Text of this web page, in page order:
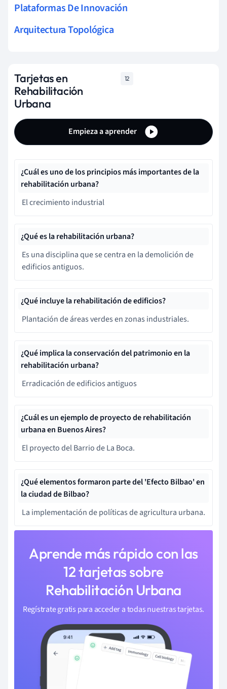
Plataformas De Innovación
Arquitectura Topológica
Tarjetas en
Rehabilitación
Urbana
12
Empieza a aprender
¿Cuál es uno de los principios más importantes de la
rehabilitación urbana?
El crecimiento industrial
¿Qué es la rehabilitación urbana?
Es una disciplina que se centra en la demolición de
edificios antiguos.
¿Qué incluye la rehabilitación de edificios?
Plantación de áreas verdes en zonas industriales.
¿Qué implica la conservación del patrimonio en la
rehabilitación urbana?
Erradicación de edificios antiguos
¿Cuál es un ejemplo de proyecto de rehabilitación
urbana en Buenos Aires?
El proyecto del Barrio de La Boca.
¿Qué elementos formaron parte del 'Efecto Bilbao' en
la ciudad de Bilbao?
La implementación de políticas de agricultura urbana.
Aprende más rápido con las
12 tarjetas sobre
Rehabilitación Urbana
Regístrate gratis para acceder a todas nuestras tarjetas.